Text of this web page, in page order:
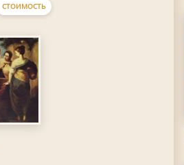
СТОИМОСТЬ